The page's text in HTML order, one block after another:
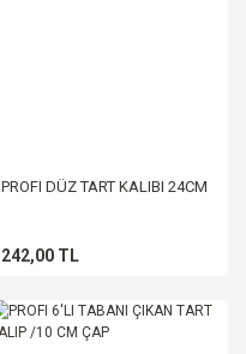
PROFI DÜZ TART KALIBI 24CM
242,00 TL